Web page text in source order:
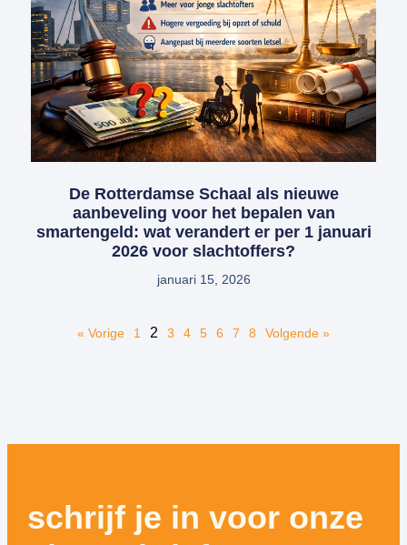
De Rotterdamse Schaal als nieuwe
aanbeveling voor het bepalen van
smartengeld: wat verandert er per 1 januari
2026 voor slachtoffers?
januari 15, 2026
« Vorige 1 2 3 4 5 6 7 8 Volgende »
schrijf je in voor onze